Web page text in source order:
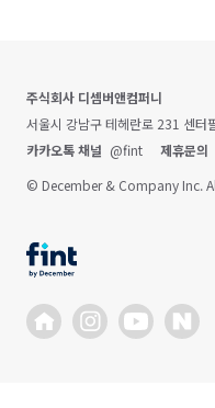
주식회사 디셈버앤컴퍼니
서울시 강남구 테헤란로 231 센
카카오톡 채널 @fint 제휴문의
© December & Company Inc.